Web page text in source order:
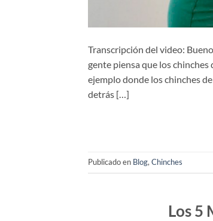
Transcripción del video:
gente piensa que los chinches
ejemplo donde los chinches
detrás […]
Publicado en Blog, Chinches
Los 5